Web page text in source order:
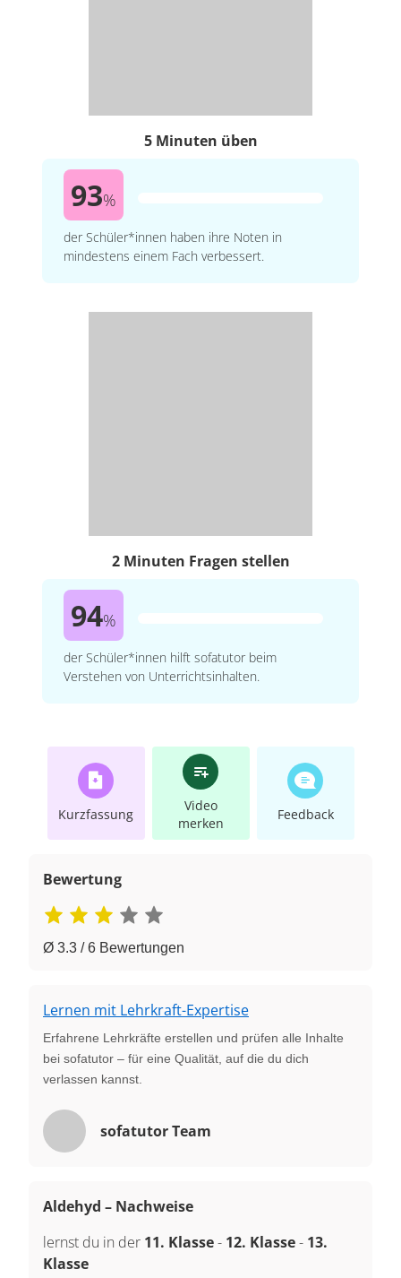
5 Minuten üben
93%
der Schüler*innen haben ihre Noten in
mindestens einem Fach verbessert.
2 Minuten Fragen stellen
94%
der Schüler*innen hilft sofatutor beim
Verstehen von Unterrichtsinhalten.
Kurzfassung
Video
merken
Feedback
Bewertung
Ø 3.3 / 6 Bewertungen
Lernen mit Lehrkraft-Expertise
Erfahrene Lehrkräfte erstellen und prüfen alle Inhalte
bei sofatutor – für eine Qualität, auf die du dich
verlassen kannst.
sofatutor Team
Aldehyd – Nachweise
lernst du in der 11. Klasse- 12. Klasse- 13.
Klasse